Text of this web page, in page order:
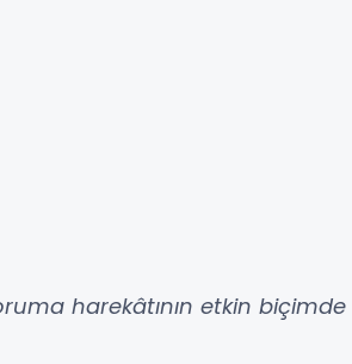
harekâtının etkin biçimde